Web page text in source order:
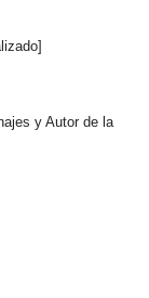
y Autor de la